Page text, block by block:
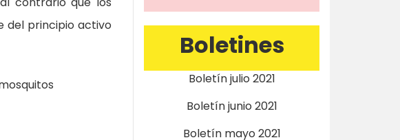
del principio activo
Boletines
Boletín julio 2021
Boletín junio 2021
Boletín mayo 2021